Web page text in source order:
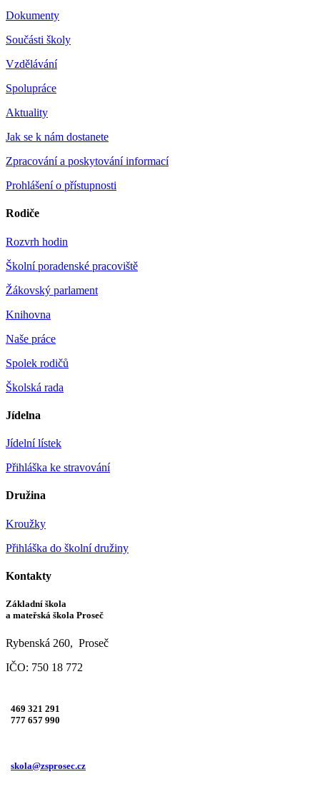
Dokumenty
Součásti školy
Vzdělávání
Spolupráce
Aktuality
Jak se k nám dostanete
Zpracování a poskytování informací
Prohlášení o přístupnosti
Rodiče
Rozvrh hodin
Školní poradenské pracoviště
Žákovský parlament
Knihovna
Naše práce
Spolek rodičů
Školská rada
Jídelna
Jídelní lístek
Přihláška ke stravování
Družina
Kroužky
Přihláška do školní družiny
Kontakty
Základní škola
a mateřská škola Proseč
Rybenská 260, Proseč
IČO: 750 18 772
469 321 291
777 657 990
skola@zsprosec.cz